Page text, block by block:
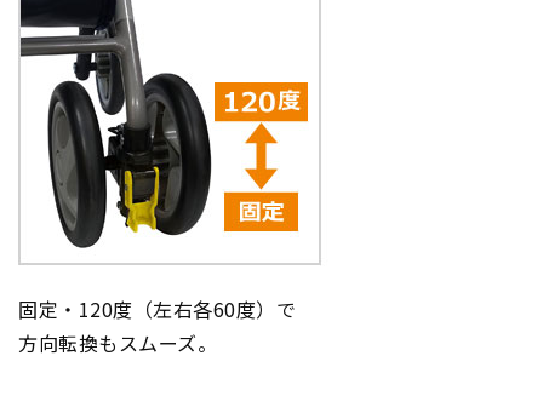
固定・120度（左右各60度）で
方向転換もスムーズ。